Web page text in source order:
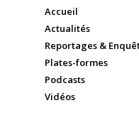
Accueil
Actualités
Reportages &
Plates-formes
Podcasts
Vidéos